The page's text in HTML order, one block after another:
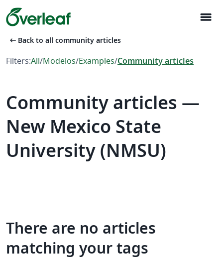
menu
arrow_left_alt Back to all community articles
Filters:All/Modelos/Examples/Community articles
Community articles —
New Mexico State
University (NMSU)
There are no articles
matching your tags